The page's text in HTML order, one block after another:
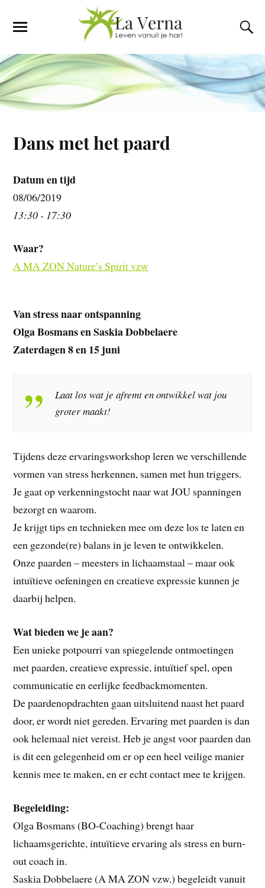
Dans met het paard
Datum en tijd
08/06/2019
13:30 - 17:30
Waar?
A MA ZON Nature’s Spirit vzw
Van stress naar ontspanning
Olga Bosmans en Saskia Dobbelaere
Zaterdagen 8 en 15 juni
Laat los wat je afremt en ontwikkel wat jou
groter maakt!
Tijdens deze ervaringsworkshop leren we verschillende
vormen van stress herkennen, samen met hun triggers.
Je gaat op verkenningstocht naar wat JOU spanningen
bezorgt en waarom.
Je krijgt tips en technieken mee om deze los te laten en
een gezonde(re) balans in je leven te ontwikkelen.
Onze paarden – meesters in lichaamstaal – maar ook
intuïtieve oefeningen en creatieve expressie kunnen je
daarbij helpen.
Wat bieden we je aan?
Een unieke potpourri van spiegelende ontmoetingen
met paarden, creatieve expressie, intuïtief spel, open
communicatie en eerlijke feedbackmomenten.
De paardenopdrachten gaan uitsluitend naast het paard
door, er wordt niet gereden. Ervaring met paarden is dan
ook helemaal niet vereist. Heb je angst voor paarden dan
is dit een gelegenheid om er op een heel veilige manier
kennis mee te maken, en er echt contact mee te krijgen.
Begeleiding:
Olga Bosmans (BO-Coaching) brengt haar
lichaamsgerichte, intuïtieve ervaring als stress en burn-
out coach in.
Saskia Dobbelaere (A MA ZON vzw.) begeleidt vanuit